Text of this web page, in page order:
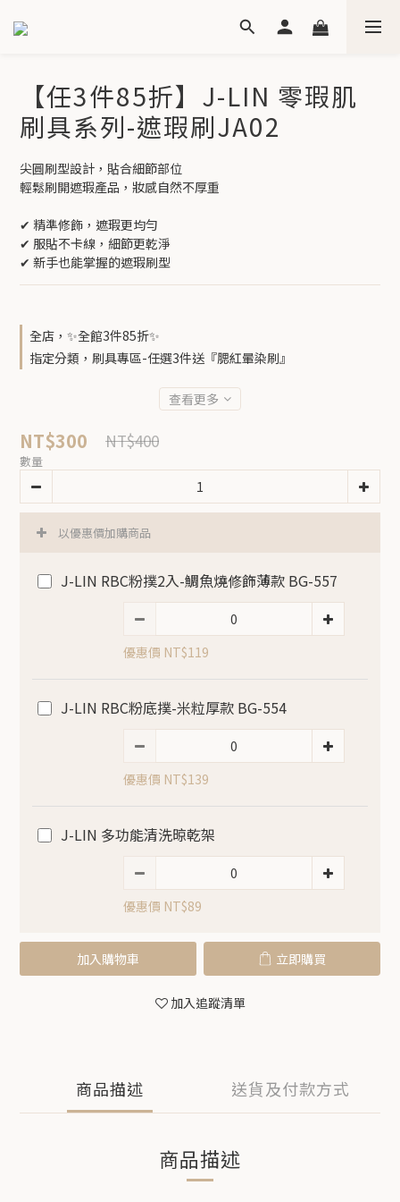
【任3件85折】J-LIN 零瑕肌
刷具系列-遮瑕刷JA02
尖圓刷型設計，貼合細節部位
輕鬆刷開遮瑕產品，妝感自然不厚重
✔ 精準修飾，遮瑕更均勻
✔ 服貼不卡線，細節更乾淨
✔ 新手也能掌握的遮瑕刷型
全店，✨全館3件85折✨
指定分類，刷具專區-任選3件送『腮紅暈染刷』
查看更多
NT$300 NT$400
數量
以優惠價加購商品
J-LIN RBC粉撲2入-鯛魚燒修飾薄款 BG-557
優惠價 NT$119
J-LIN RBC粉底撲-米粒厚款 BG-554
優惠價 NT$139
J-LIN 多功能清洗晾乾架
優惠價 NT$89
加入購物車 立即購買
加入追蹤清單
商品描述 送貨及付款方式
商品描述